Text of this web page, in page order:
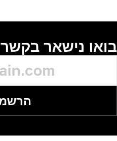
נישאר בקשר
הרשמה